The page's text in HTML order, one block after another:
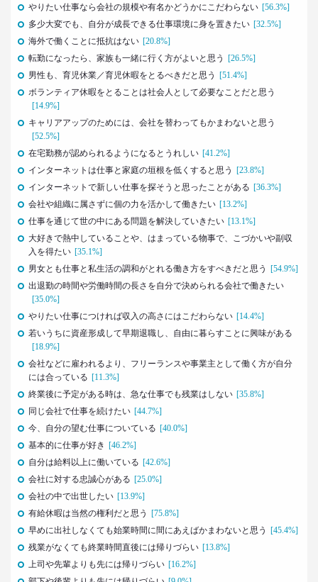
–日経クロストレンド 連載⑰–
生活総研 上席研究員/コピーライター
2021.10.12
奥田民生は「おじさん」を
ユニコーンの武器にした
–日経クロストレンド 連載⑯–
生活総研 上席研究員/コピーライター
前沢 裕文
2021.09.09
40代おじさん・ロンブー淳 人生満点じゃない理由
は日光東照宮？
–日経クロストレンド 連載⑮–
生活総研 上席研究員/コピーライター
前沢 裕文
ロンブー田村淳が思う「かっこいい40代おじさん」
–日経クロストレンド 連載⑭–
生活総研 上席研究員/コピーライター
前沢 裕文
「40代おじさん」の妻は幸せか？
夫婦間ギャップに見る危機
–日経クロストレンド 連載⑬–
生活総研 上席研究員/コピーライター
さんは右往左往？
–日経クロストレンド 連載⑫–
生活総研 上席研究員/コピーライター
前沢 裕文
やりたい仕事なら会社の規模や有名かどうかにこだわらない [56.3%]
多少大変でも、自分が成長できる仕事環境に身を置きたい [32.5%]
海外で働くことに抵抗はない [20.8%]
転勤になったら、家族も一緒に行く方がよいと思う
[26.5%]
男性も、育児休業／育児休暇をとるべきだと思う
[51.4%]
ボランティア休暇をとることは社会人として必要なことだと思う
[14.9%]
キャリアアップのためには、会社を替わってもかまわないと思う
[52.5%]
在宅勤務が認められるようになるとうれしい [41.2%]
インターネットは仕事と家庭の垣根を低くすると思う
[23.8%]
インターネットで新しい仕事を探そうと思ったことがある [36.3%]
会社や組織に属さずに個の力を活かして働きたい [13.2%]
仕事を通じて世の中にある問題を解決していきたい [13.1%]
大好きで熱中していることや、はまっている物事で、こづかいや副収
入を得たい [35.1%]
男女とも仕事と私生活の調和がとれる働き方をすべきだと思う
[54.9%]
出退勤の時間や労働時間の長さを自分で決められる会社で働きたい
[35.0%]
やりたい仕事につければ収入の高さにはこだわらない [14.4%]
若いうちに資産形成して早期退職し、自由に暮らすことに興味がある
[18.9%]
会社などに雇われるより、フリーランスや事業主として働く方が自分
には合っている [11.3%]
終業後に予定がある時は、急な仕事でも残業はしない [35.8%]
同じ会社で仕事を続けたい [44.7%]
今、自分の望む仕事についている [40.0%]
基本的に仕事が好き [46.2%]
自分は給料以上に働いている [42.6%]
会社に対する忠誠心がある [25.0%]
会社の中で出世したい [13.9%]
有給休暇は当然の権利だと思う
[75.8%]
早めに出社しなくても始業時間に間にあえばかまわないと思う
[45.4%]
残業がなくても終業時間直後には帰りづらい [13.8%]
上司や先輩よりも先には帰りづらい [16.2%]